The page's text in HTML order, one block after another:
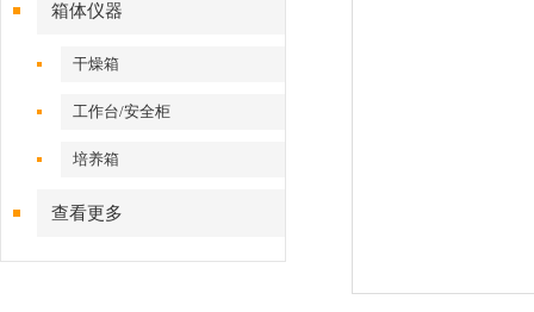
箱体仪器
干燥箱
工作台/安全柜
培养箱
查看更多